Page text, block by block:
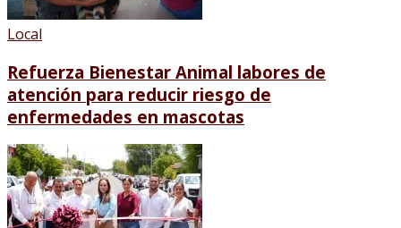
Local
Refuerza Bienestar Animal labores de
atención para reducir riesgo de
enfermedades en mascotas